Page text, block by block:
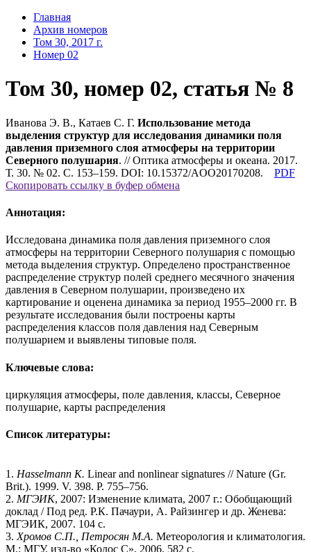
Главная
Архив номеров
Том 30, 2017 г.
Номер 02
Том 30, номер 02, статья № 8
Иванова Э. В., Катаев С. Г. Использование метода
выделения структур для исследования динамики поля
давления приземного слоя атмосферы на территории
Северного полушария. // Оптика атмосферы и океана. 2017.
Т. 30. № 02. С. 153–159. DOI: 10.15372/AOO20170208.
PDF
Скопировать ссылку в буфер обмена
Аннотация:
Исследована динамика поля давления приземного слоя
атмосферы на территории Северного полушария с помощью
метода выделения структур. Определено пространственное
распределение структур полей среднего месячного значения
давления в Северном полушарии, произведено их
картирование и оценена динамика за период 1955–2000 гг. В
результате исследования были построены карты
распределения классов поля давления над Северным
полушарием и выявлены типовые поля.
Ключевые слова:
циркуляция атмосферы, поле давления, классы, Северное
полушарие, карты распределения
Список литературы:
1. Hasselmann K. Linear and nonlinear signatures // Nature (Gr.
Brit.). 1999. V. 398. P. 755–756.
2. МГЭИК, 2007: Изменение климата, 2007 г.: Обобщающий
доклад / Под ред. Р.К. Пачаури, А. Райзингер и др. Женева:
МГЭИК, 2007. 104 с.
3. Хромов С.П., Петросян М.А. Метеорология и климатология.
М.: МГУ, изд-во «Колос С», 2006. 582 с.